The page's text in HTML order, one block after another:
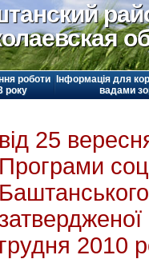
роботи
року
Інформація для
вадами
від 25
Програми
грудня 2010